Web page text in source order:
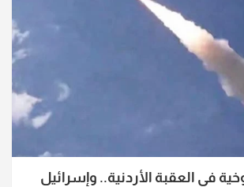
في العقبة الأردنية.. وإسرائيل